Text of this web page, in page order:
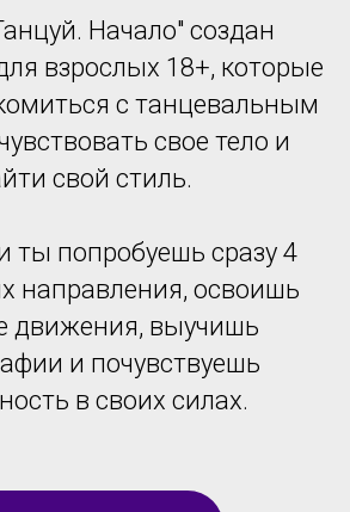
Начало" создан
взрослых 18+, которые
с танцевальным
свое тело и
свой стиль.
ты попробуешь сразу 4
направления, освоишь
движения, выучишь
и почувствуешь
в своих силах.